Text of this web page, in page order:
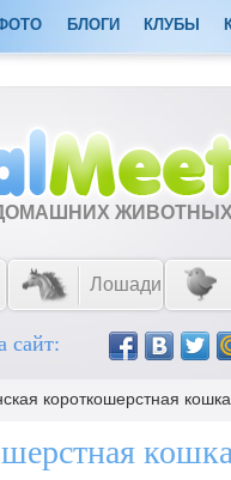
БЛОГИ КЛУБЫ
Лошади
сайт:
короткошерстная кошка